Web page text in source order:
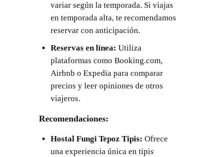
variar según la temporada. Si viajas
en temporada alta, te recomendamos
reservar con anticipación.
Reservas en línea: Utiliza
plataformas como Booking.com,
Airbnb o Expedia para comparar
precios y leer opiniones de otros
viajeros.
Recomendaciones:
Hostal Fungi Tepoz Tipis: Ofrece
una experiencia única en tipis